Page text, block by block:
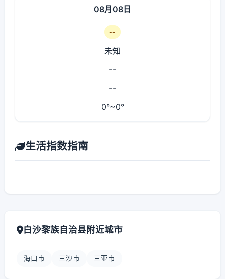
08月08日
--
未知
--
--
0°~0°
生活指数指南
白沙黎族自治县附近城市
海口市 三沙市 三亚市